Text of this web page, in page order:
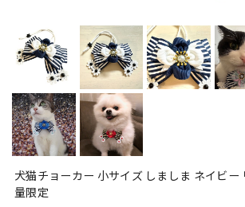
犬猫チョーカー 小サイズ しましま ネイビー
量限定